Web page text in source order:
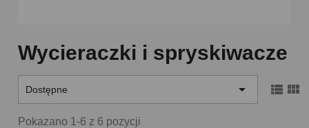
Wycieraczki i spryskiwacze
Dostępne   
Pokazano 1-6 z 6 pozycji